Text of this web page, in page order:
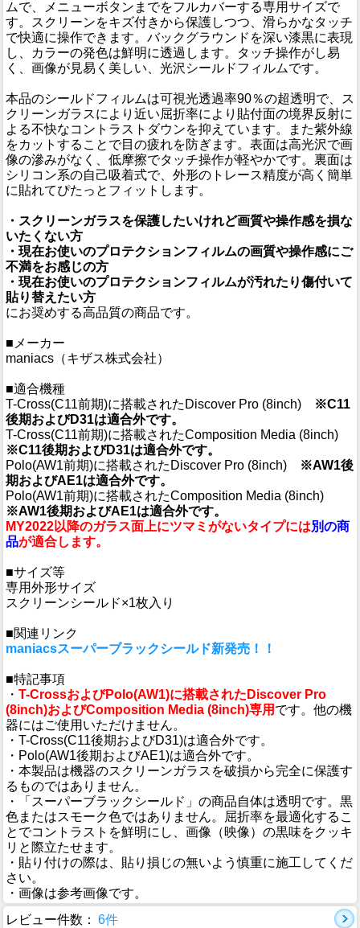
ムで、メニューボタンまでをフルカバーする専用サイズで
す。スクリーンをキズ付きから保護しつつ、滑らかなタッチ
で快適に操作できます。バックグラウンドを深い漆黒に表現
し、カラーの発色は鮮明に透過します。タッチ操作がし易
く、画像が見易く美しい、光沢シールドフィルムです。
本品のシールドフィルムは可視光透過率90％の超透明で、ス
クリーンガラスにより近い屈折率により貼付面の境界反射に
よる不快なコントラストダウンを抑えています。また紫外線
をカットすることで目の疲れを防ぎます。表面は高光沢で画
像の滲みがなく、低摩擦でタッチ操作が軽やかです。裏面は
シリコン系の自己吸着式で、外形のトレース精度が高く簡単
に貼れてぴたっとフィットします。
・スクリーンガラスを保護したいけれど画質や操作感を損な
いたくない方
・現在お使いのプロテクションフィルムの画質や操作感にご
不満をお感じの方
・現在お使いのプロテクションフィルムが汚れたり傷付いて
貼り替えたい方
にお奨めする高品質の商品です。
■メーカー
maniacs（キザス株式会社）
■適合機種
T-Cross(C11前期)に搭載されたDiscover Pro (8inch)
※C11
後期およびD31は適合外です。
T-Cross(C11前期)に搭載されたComposition Media (8inch)
※C11後期およびD31は適合外です。
Polo(AW1前期)に搭載されたDiscover Pro (8inch)
※AW1後
期およびAE1は適合外です。
Polo(AW1前期)に搭載されたComposition Media (8inch)
※AW1後期およびAE1は適合外です。
MY2022以降のガラス面上にツマミがないタイプには別の商
品が適合します。
■サイズ等
専用外形サイズ
スクリーンシールド×1枚入り
■関連リンク
maniacsスーパーブラックシールド新発売！！
■特記事項
・ T-CrossおよびPolo(AW1)に搭載されたDiscover Pro
(8inch)およびComposition Media (8inch)専用 です。他の機
器にはご使用いただけません。
・T-Cross(C11後期およびD31)は適合外です。
・Polo(AW1後期およびAE1)は適合外です。
・本製品は機器のスクリーンガラスを破損から完全に保護す
るものではありません。
・「スーパーブラックシールド」の商品自体は透明です。黒
色またはスモーク色ではありません。屈折率を最適化するこ
とでコントラストを鮮明にし、画像（映像）の黒味をクッキ
リと際立たせます。
・貼り付けの際は、貼り損じの無いよう慎重に施工してくだ
さい。
・画像は参考画像です。
レビュー件数： 6件